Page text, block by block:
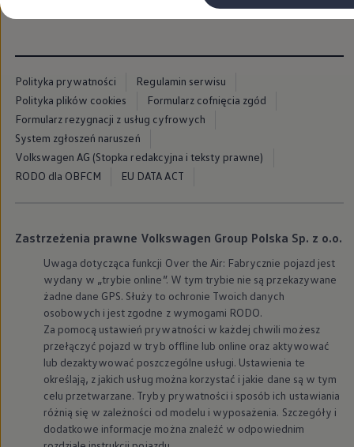
WLTP – zużycie paliwa i emisja CO₂
Oprogramowanie i łączność
ID. Software 6
ID. Software i aktualizacje
Interfejs do Twojego ID.
Zakup, finansowanie i ubezpieczenia
Oferty promocyjne
Promocje na nowe samochody – SUV-y,
Oferty nowych i używanych aut
Kredyt, leasing, najem
Finansowanie aut używanych
Finansowanie dla firm
Kalkulator finansowy
Kredyt i najem
Kredyt
Najem
Finansowanie aut używanych
Kalkulator finansowy
Ubezpieczenia i gwarancje
Ubezpieczenia komunikacyjne
Ubezpieczenie GAP/RTI
Gwarancje
Zakup i finansowanie dla biznesu
Leasing dla biznesu
Polityka prywatności
Regulamin serwisu
Polityka plików cookies
Formularz cofnięcia zgód
Formularz rezygnacji z usług cyfrowych
System zgłoszeń naruszeń
Volkswagen AG (Stopka redakcyjna i teksty prawne)
RODO dla OBFCM
EU DATA ACT
Zastrzeżenia prawne Volkswagen Group Polska Sp. z o.o.
Uwaga dotycząca funkcji Over the Air: Fabrycznie pojazd jest
wydany w „trybie online”. W tym trybie nie są przekazywane
żadne dane GPS. Służy to ochronie Twoich danych
osobowych i jest zgodne z wymogami RODO.
Za pomocą ustawień prywatności w każdej chwili możesz
przełączyć pojazd w tryb offline lub online oraz aktywować
lub dezaktywować poszczególne usługi. Ustawienia te
określają, z jakich usług można korzystać i jakie dane są w tym
celu przetwarzane. Tryby prywatności i sposób ich ustawiania
różnią się w zależności od modelu i wyposażenia. Szczegóły i
dodatkowe informacje można znaleźć w odpowiednim